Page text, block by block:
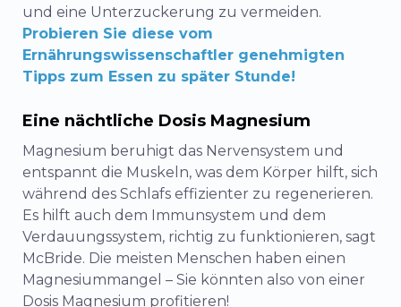
und eine Unterzuckerung zu vermeiden.
Probieren Sie diese vom
Ernährungswissenschaftler genehmigten
Tipps zum Essen zu später Stunde!
Eine nächtliche Dosis Magnesium
Magnesium beruhigt das Nervensystem und
entspannt die Muskeln, was dem Körper hilft, sich
während des Schlafs effizienter zu regenerieren.
Es hilft auch dem Immunsystem und dem
Verdauungssystem, richtig zu funktionieren, sagt
McBride. Die meisten Menschen haben einen
Magnesiummangel – Sie könnten also von einer
Dosis Magnesium profitieren!